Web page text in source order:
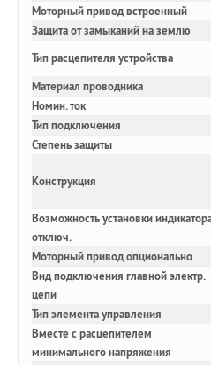
Моторный привод встроенный
Защита от замыканий на землю
Тип расцепителя устройства
Материал проводника
Номин. ток
Тип подключения
Степень защиты
Конструкция
Возможность установки
отключ.
Моторный привод опционально
Вид подключения главной электр.
цепи
Тип элемента управления
Вместе с расцепителем
минимального напряжения